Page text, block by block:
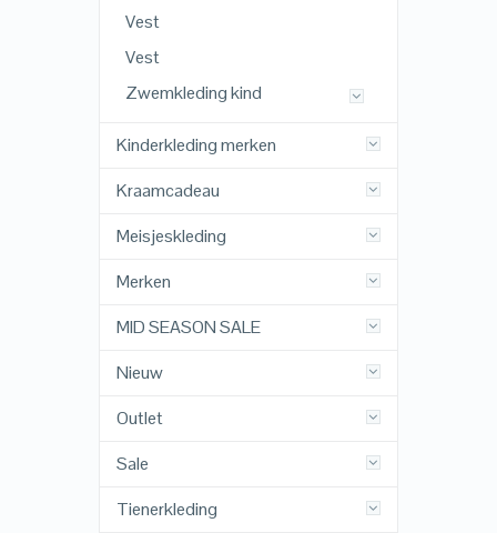
Vest
Vest
Zwemkleding kind
Kinderkleding merken
Kraamcadeau
Meisjeskleding
Merken
MID SEASON SALE
Nieuw
Outlet
Sale
Tienerkleding